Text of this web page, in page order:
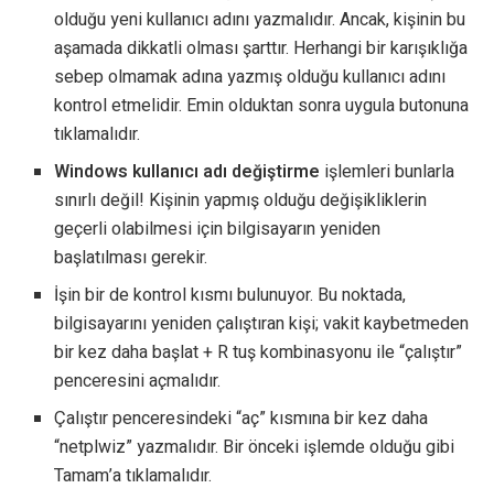
olduğu yeni kullanıcı adını yazmalıdır. Ancak, kişinin bu
aşamada dikkatli olması şarttır. Herhangi bir karışıklığa
sebep olmamak adına yazmış olduğu kullanıcı adını
kontrol etmelidir. Emin olduktan sonra uygula butonuna
tıklamalıdır.
Windows kullanıcı adı değiştirme işlemleri bunlarla
sınırlı değil! Kişinin yapmış olduğu değişikliklerin
geçerli olabilmesi için bilgisayarın yeniden
başlatılması gerekir.
İşin bir de kontrol kısmı bulunuyor. Bu noktada,
bilgisayarını yeniden çalıştıran kişi; vakit kaybetmeden
bir kez daha başlat + R tuş kombinasyonu ile “çalıştır”
penceresini açmalıdır.
Çalıştır penceresindeki “aç” kısmına bir kez daha
“netplwiz” yazmalıdır. Bir önceki işlemde olduğu gibi
Tamam’a tıklamalıdır.